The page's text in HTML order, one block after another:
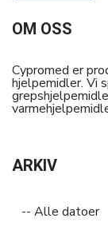
OM OSS
Cypromed er
hjelpemidler. Vi
ARKIV